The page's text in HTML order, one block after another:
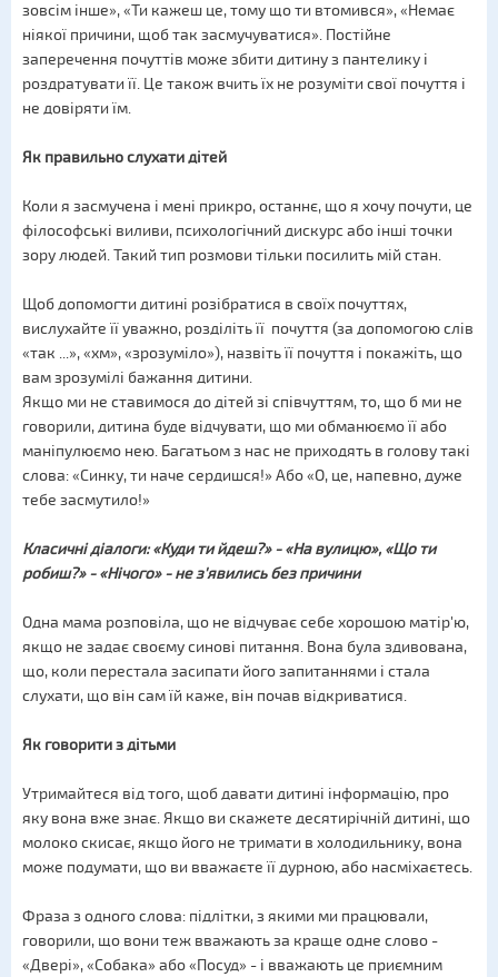
зовсім інше», «Ти кажеш це, тому що ти втомився», «Немає
ніякої причини, щоб так засмучуватися». Постійне
заперечення почуттів може збити дитину з пантелику і
роздратувати її. Це також вчить їх не розуміти свої почуття і
не довіряти їм.
Як правильно слухати дітей
Коли я засмучена і мені прикро, останнє, що я хочу почути, це
філософські виливи, психологічний дискурс або інші точки
зору людей. Такий тип розмови тільки посилить мій стан.
Щоб допомогти дитині розібратися в своїх почуттях,
вислухайте її уважно, розділіть її почуття (за допомогою слів
«так ...», «хм», «зрозуміло»), назвіть її почуття і покажіть, що
вам зрозумілі бажання дитини.
Якщо ми не ставимося до дітей зі співчуттям, то, що б ми не
говорили, дитина буде відчувати, що ми обманюємо її або
маніпулюємо нею. Багатьом з нас не приходять в голову такі
слова: «Синку, ти наче сердишся!» Або «О, це, напевно, дуже
тебе засмутило!»
Класичні діалоги: «Куди ти йдеш?» - «На вулицю», «Що ти
робиш?» - «Нічого» - не з'явились без причини
Одна мама розповіла, що не відчуває себе хорошою матір'ю,
якщо не задає своєму синові питання. Вона була здивована,
що, коли перестала засипати його запитаннями і стала
слухати, що він сам їй каже, він почав відкриватися.
Як говорити з дітьми
Утримайтеся від того, щоб давати дитині інформацію, про
яку вона вже знає. Якщо ви скажете десятирічній дитині, що
молоко скисає, якщо його не тримати в холодильнику, вона
може подумати, що ви вважаєте її дурною, або насміхаєтесь.
Фраза з одного слова: підлітки, з якими ми працювали,
говорили, що вони теж вважають за краще одне слово -
«Двері», «Собака» або «Посуд» - і вважають це приємним